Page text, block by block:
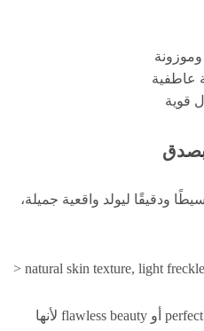
ودقيقًا ليولد واقعية جميلة،
> natural skin texture, light
تجنّب المبالغة بكلمات مثل perfect skin أو flawless beauty لأنها